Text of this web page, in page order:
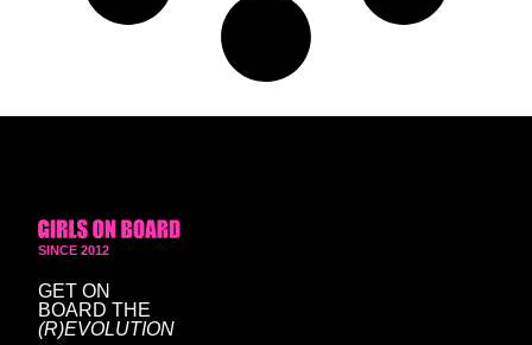
SINCE 2012
GET ON
BOARD THE
(R)EVOLUTION